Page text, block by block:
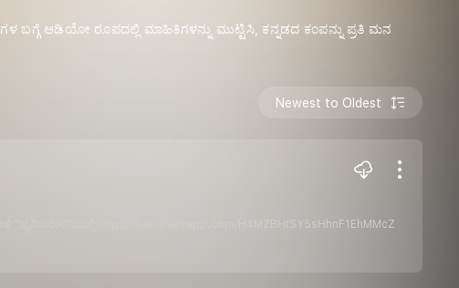
ಬಗ್ಗೆ ಆಡಿಯೋ ರೂಪದಲ್ಲಿ ಮಾಹಿತಿಗಳನ್ನು ಮುಟ್ಟಿಸಿ, ಕನ್ನಡದ ಕಂಪನ್ನು ಪ್ರತಿ ಮನ
Newest to Oldest
''ಧ್ವನಿಸುರುಳಿ''ಯಲ್ಲಿ http://chat.whatsapp.com/H4MZBHtSY5sHhnF1EhMMcZ